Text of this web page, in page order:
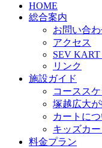
HOME
総合案内
お問い合
アクセス
SEV KART
リンク
施設ガイド
コースス
塚越広大
カートに
キッズカ
料金プラン